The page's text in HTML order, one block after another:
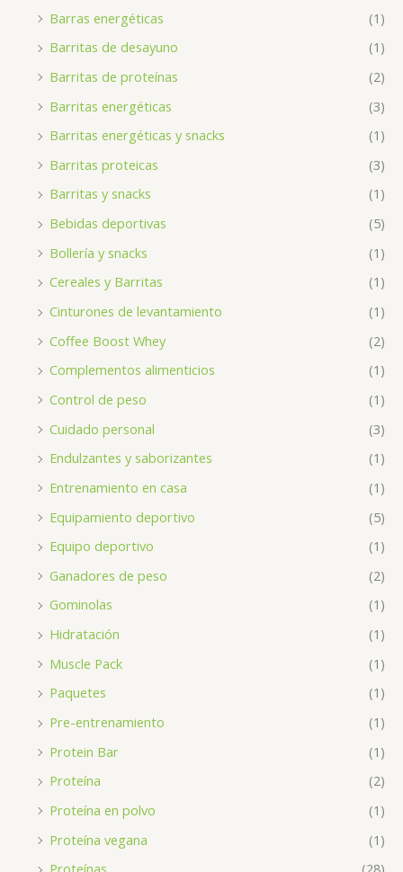
Barras energéticas
(1)
Barritas de desayuno
(1)
Barritas de proteínas
(2)
Barritas energéticas
(3)
Barritas energéticas y snacks
(1)
Barritas proteicas
(3)
Barritas y snacks
(1)
Bebidas deportivas
(5)
Bollería y snacks
(1)
Cereales y Barritas
(1)
Cinturones de levantamiento
(1)
Coffee Boost Whey
(2)
Complementos alimenticios
(1)
Control de peso
(1)
Cuidado personal
(3)
Endulzantes y saborizantes
(1)
Entrenamiento en casa
(1)
Equipamiento deportivo
(5)
Equipo deportivo
(1)
Ganadores de peso
(2)
Gominolas
(1)
Hidratación
(1)
Muscle Pack
(1)
Paquetes
(1)
Pre-entrenamiento
(1)
Protein Bar
(1)
Proteína
(2)
Proteína en polvo
(1)
Proteína vegana
(1)